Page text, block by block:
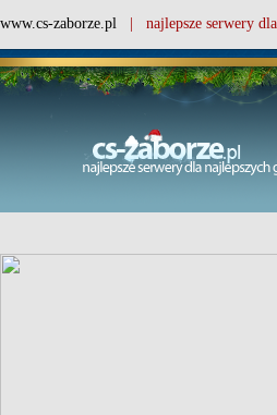
www.cs-zaborze.pl | najlepsze serwery